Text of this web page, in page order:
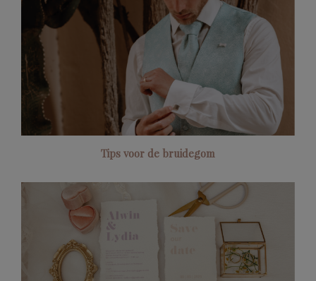
Tips voor de bruidegom